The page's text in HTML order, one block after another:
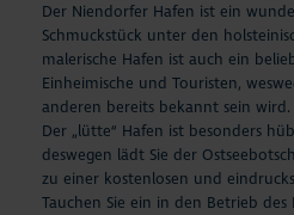
Der Niendorfer Hafen ist ein
Schmuckstück unter den
malerische Hafen ist auch ein
Einheimische und Touristen,
anderen bereits bekannt sein wird.
Der „lütte“ Hafen ist besonders
deswegen lädt Sie der
zu einer kostenlosen und
Tauchen Sie ein in den Betrieb